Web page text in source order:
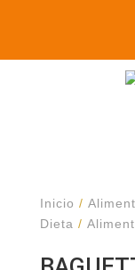
Inicio /
Dieta /